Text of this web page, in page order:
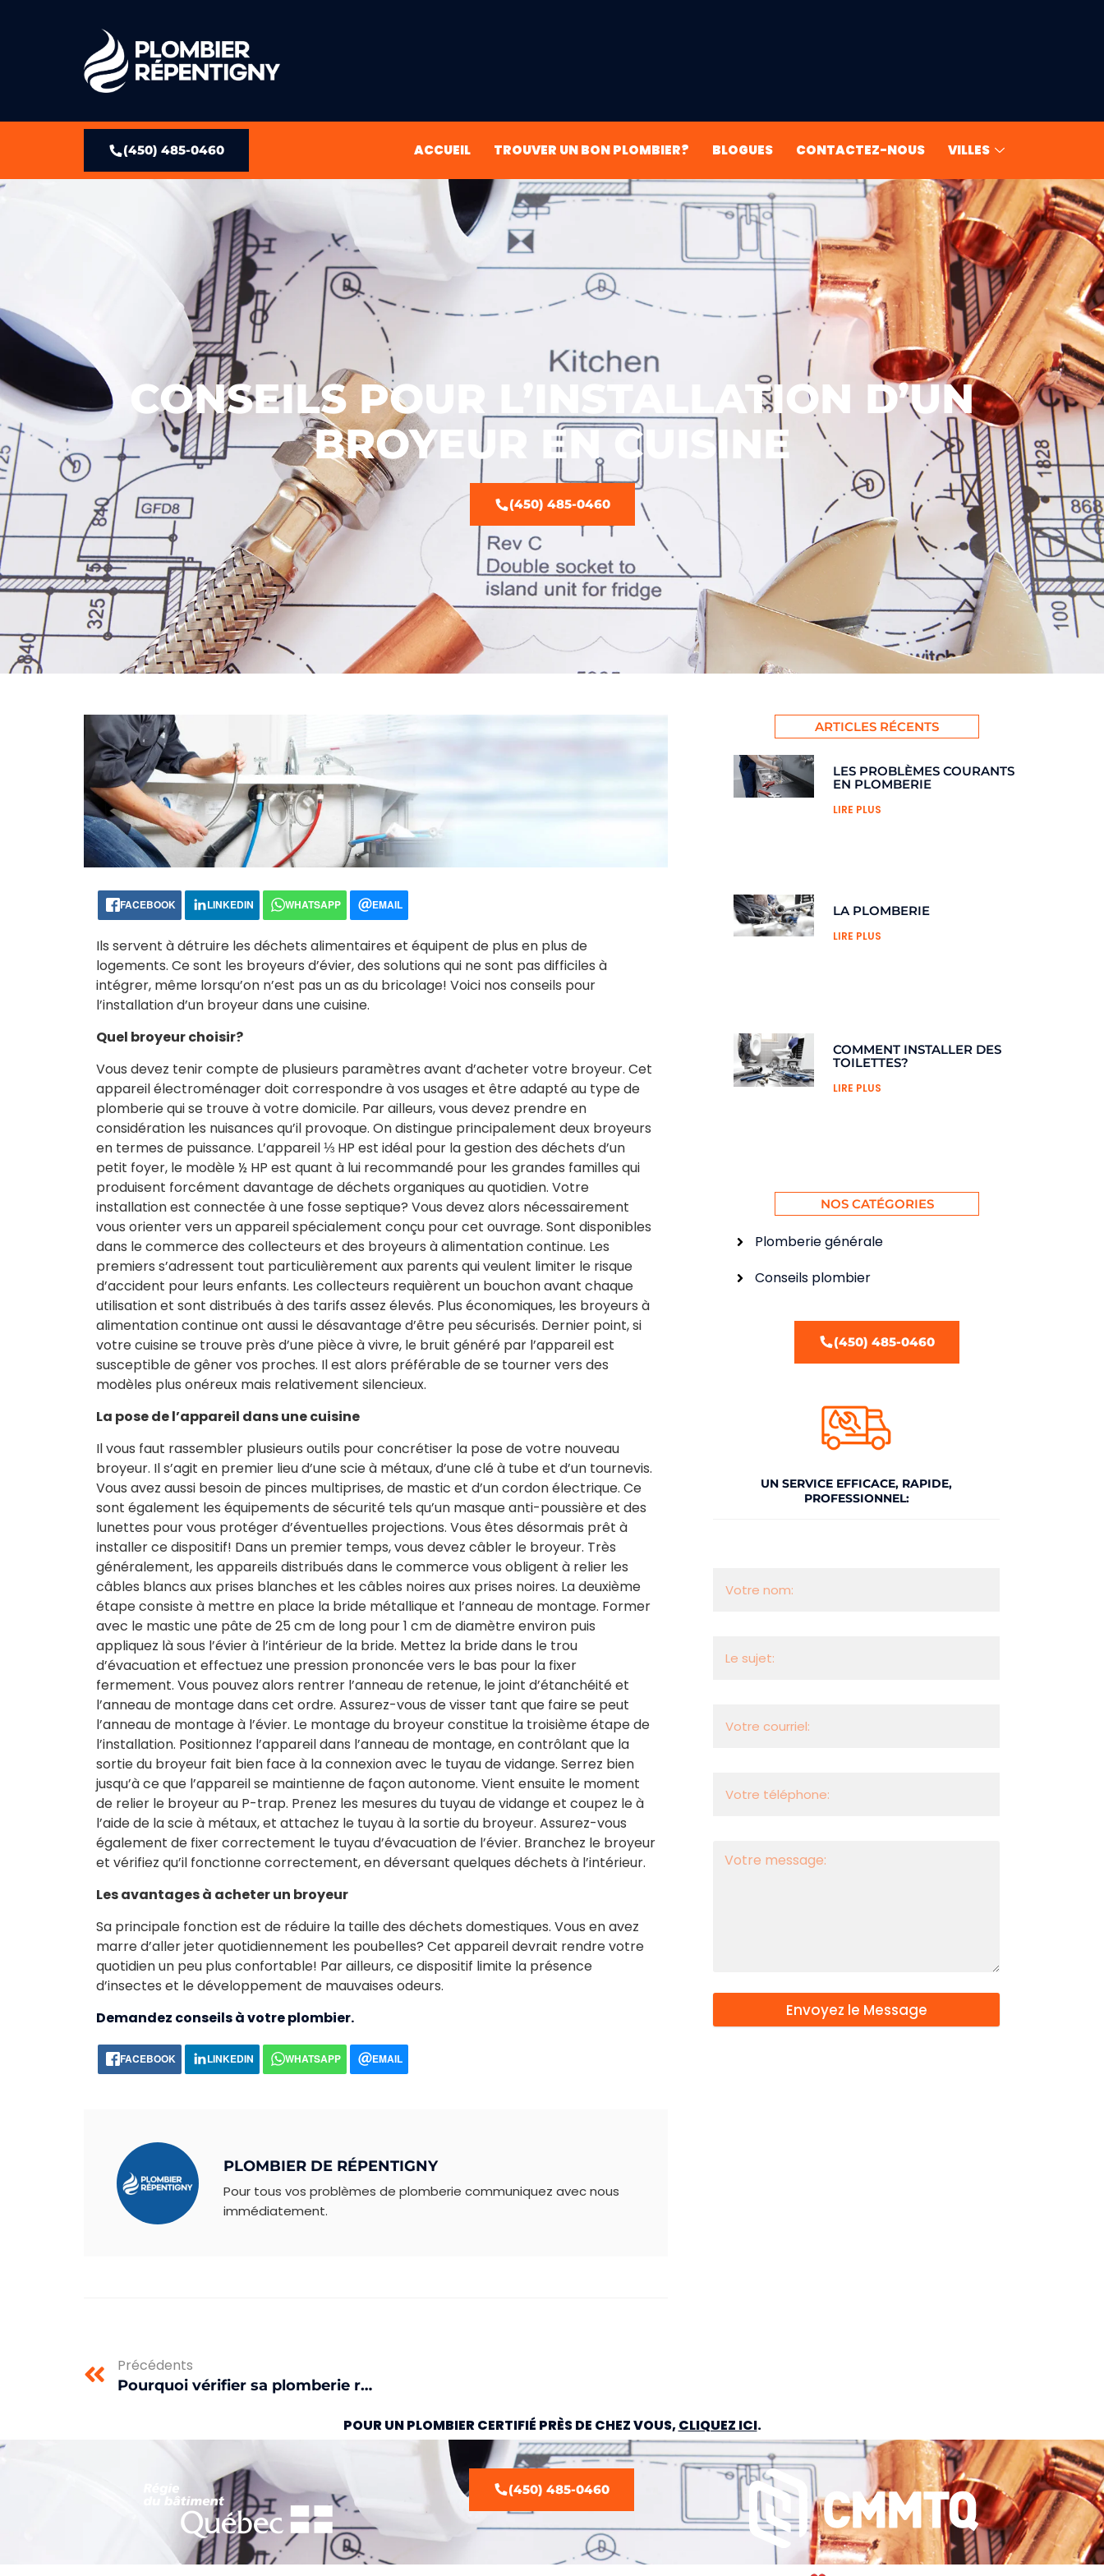
(450) 485-0460 ACCUEIL TROUVER UN BON PLOMBIER? BLOGUES CONTACTEZ-NOUS VILLES
CONSEILS POUR L’INSTALLATION D’UN
BROYEUR EN CUISINE
(450) 485-0460
FACEBOOK LINKEDIN WHATSAPP EMAIL
Ils servent à détruire les déchets alimentaires et équipent de plus en plus de
logements. Ce sont les broyeurs d’évier, des solutions qui ne sont pas difficiles à
intégrer, même lorsqu’on n’est pas un as du bricolage! Voici nos conseils pour
l’installation d’un broyeur dans une cuisine.
Quel broyeur choisir?
Vous devez tenir compte de plusieurs paramètres avant d’acheter votre broyeur. Cet
appareil électroménager doit correspondre à vos usages et être adapté au type de
plomberie qui se trouve à votre domicile. Par ailleurs, vous devez prendre en
considération les nuisances qu’il provoque. On distingue principalement deux broyeurs
en termes de puissance. L’appareil ⅓ HP est idéal pour la gestion des déchets d’un
petit foyer, le modèle ½ HP est quant à lui recommandé pour les grandes familles qui
produisent forcément davantage de déchets organiques au quotidien. Votre
installation est connectée à une fosse septique? Vous devez alors nécessairement
vous orienter vers un appareil spécialement conçu pour cet ouvrage. Sont disponibles
dans le commerce des collecteurs et des broyeurs à alimentation continue. Les
premiers s’adressent tout particulièrement aux parents qui veulent limiter le risque
d’accident pour leurs enfants. Les collecteurs requièrent un bouchon avant chaque
utilisation et sont distribués à des tarifs assez élevés. Plus économiques, les broyeurs à
alimentation continue ont aussi le désavantage d’être peu sécurisés. Dernier point, si
votre cuisine se trouve près d’une pièce à vivre, le bruit généré par l’appareil est
susceptible de gêner vos proches. Il est alors préférable de se tourner vers des
modèles plus onéreux mais relativement silencieux.
La pose de l’appareil dans une cuisine
Il vous faut rassembler plusieurs outils pour concrétiser la pose de votre nouveau
broyeur. Il s’agit en premier lieu d’une scie à métaux, d’une clé à tube et d’un tournevis.
Vous avez aussi besoin de pinces multiprises, de mastic et d’un cordon électrique. Ce
sont également les équipements de sécurité tels qu’un masque anti-poussière et des
lunettes pour vous protéger d’éventuelles projections. Vous êtes désormais prêt à
installer ce dispositif! Dans un premier temps, vous devez câbler le broyeur. Très
généralement, les appareils distribués dans le commerce vous obligent à relier les
câbles blancs aux prises blanches et les câbles noires aux prises noires. La deuxième
étape consiste à mettre en place la bride métallique et l’anneau de montage. Former
avec le mastic une pâte de 25 cm de long pour 1 cm de diamètre environ puis
appliquez là sous l’évier à l’intérieur de la bride. Mettez la bride dans le trou
d’évacuation et effectuez une pression prononcée vers le bas pour la fixer
fermement. Vous pouvez alors rentrer l’anneau de retenue, le joint d’étanchéité et
l’anneau de montage dans cet ordre. Assurez-vous de visser tant que faire se peut
l’anneau de montage à l’évier. Le montage du broyeur constitue la troisième étape de
l’installation. Positionnez l’appareil dans l’anneau de montage, en contrôlant que la
sortie du broyeur fait bien face à la connexion avec le tuyau de vidange. Serrez bien
jusqu’à ce que l’appareil se maintienne de façon autonome. Vient ensuite le moment
de relier le broyeur au P-trap. Prenez les mesures du tuyau de vidange et coupez le à
l’aide de la scie à métaux, et attachez le tuyau à la sortie du broyeur. Assurez-vous
également de fixer correctement le tuyau d’évacuation de l’évier. Branchez le broyeur
et vérifiez qu’il fonctionne correctement, en déversant quelques déchets à l’intérieur.
Les avantages à acheter un broyeur
Sa principale fonction est de réduire la taille des déchets domestiques. Vous en avez
marre d’aller jeter quotidiennement les poubelles? Cet appareil devrait rendre votre
quotidien un peu plus confortable! Par ailleurs, ce dispositif limite la présence
d’insectes et le développement de mauvaises odeurs.
Demandez conseils à votre plombier.
FACEBOOK LINKEDIN WHATSAPP EMAIL
PLOMBIER DE RÉPENTIGNY
Pour tous vos problèmes de plomberie communiquez avec nous
immédiatement.
Précédents
Pourquoi vérifier sa plomberie régulièrement?
ARTICLES RÉCENTS
LES PROBLÈMES COURANTS
EN PLOMBERIE
LIRE PLUS
LA PLOMBERIE
LIRE PLUS
COMMENT INSTALLER DES
TOILETTES?
LIRE PLUS
NOS CATÉGORIES
Plomberie générale
Conseils plombier
(450) 485-0460
UN SERVICE EFFICACE, RAPIDE,
PROFESSIONNEL:​
Envoyez le Message
POUR UN PLOMBIER CERTIFIÉ PRÈS DE CHEZ VOUS,CLIQUEZ ICI.
(450) 485-0460